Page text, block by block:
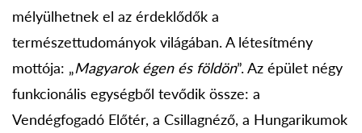
mélyülhetnek el az érdeklődők a
természettudományok világában. A létesítmény
mottója: „Magyarok égen és földön”. Az épület négy
funkcionális egységből tevődik össze: a
Vendégfogadó Előtér, a Csillagnéző, a Hungarikumok